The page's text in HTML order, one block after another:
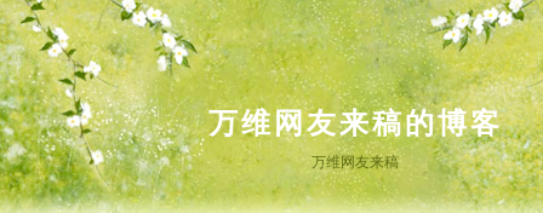
万维网友来稿的博客
万维网友来稿